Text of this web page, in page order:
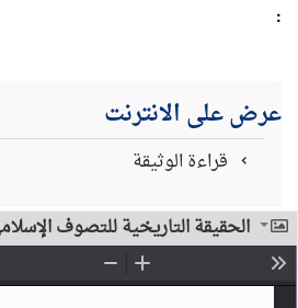
:
عرض على الانترنت
قراءة الوثيقة